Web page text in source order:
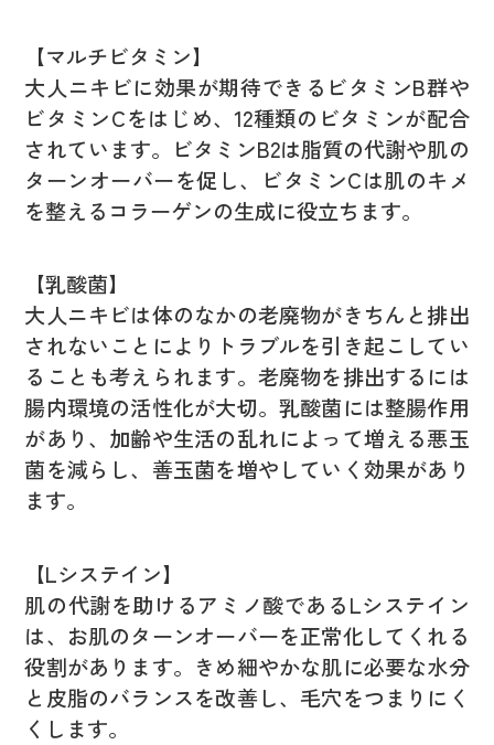
【マルチビタミン】
大人ニキビに効果が期待できるビタミンB群や
ビタミンCをはじめ、12種類のビタミンが配合
されています。ビタミンB2は脂質の代謝や肌の
ターンオーバーを促し、ビタミンCは肌のキメ
を整えるコラーゲンの生成に役立ちます。
【乳酸菌】
大人ニキビは体のなかの老廃物がきちんと排出
されないことによりトラブルを引き起こしてい
ることも考えられます。老廃物を排出するには
腸内環境の活性化が大切。乳酸菌には整腸作用
があり、加齢や生活の乱れによって増える悪玉
菌を減らし、善玉菌を増やしていく効果があり
ます。
【Lシステイン】
肌の代謝を助けるアミノ酸であるLシステイン
は、お肌のターンオーバーを正常化してくれる
役割があります。きめ細やかな肌に必要な水分
と皮脂のバランスを改善し、毛穴をつまりにく
くします。